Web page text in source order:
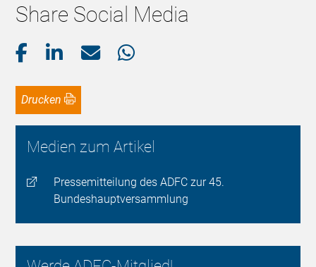
Share Social Media
Drucken
Medien zum Artikel
Pressemitteilung des ADFC zur 45.
Bundeshauptversammlung